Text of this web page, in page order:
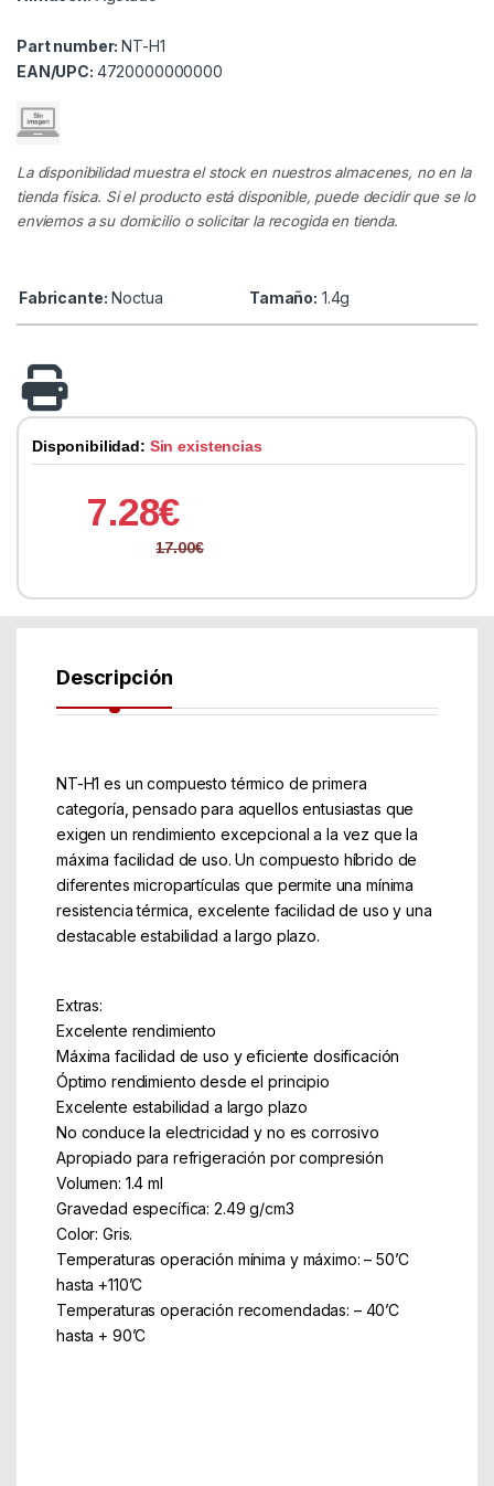
Part number:NT-H1
EAN/UPC: 4720000000000
La disponibilidad muestra el stock en nuestros almacenes, no en la
tienda física. Si el producto está disponible, puede decidir que se lo
enviemos a su domicilio o solicitar la recogida en tienda.
Fabricante: Noctua Tamaño: 1.4g
Disponibilidad: Sin existencias
7.28€
17.00€
Descripción
NT-H1 es un compuesto térmico de primera
categoría, pensado para aquellos entusiastas que
exigen un rendimiento excepcional a la vez que la
máxima facilidad de uso. Un compuesto híbrido de
diferentes micropartículas que permite una mínima
resistencia térmica, excelente facilidad de uso y una
destacable estabilidad a largo plazo.
Extras:
Excelente rendimiento
Máxima facilidad de uso y eficiente dosificación
Óptimo rendimiento desde el principio
Excelente estabilidad a largo plazo
No conduce la electricidad y no es corrosivo
Apropiado para refrigeración por compresión
Volumen: 1.4 ml
Gravedad específica: 2.49 g/cm3
Color: Gris.
Temperaturas operación mínima y máximo: – 50’C
hasta +110’C
Temperaturas operación recomendadas: – 40’C
hasta + 90’C